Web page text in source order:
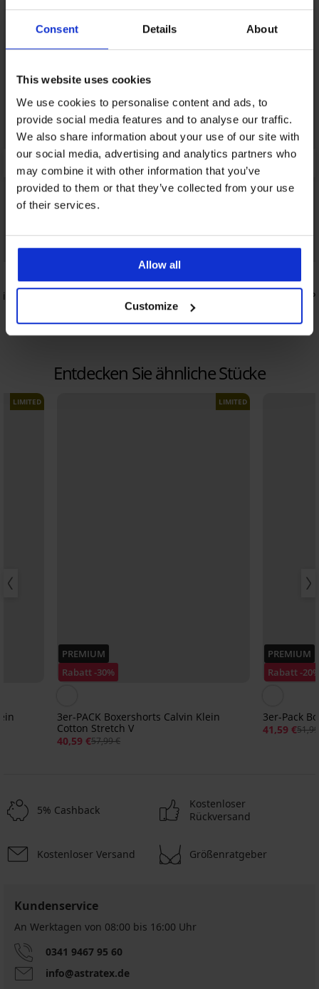
Consent Details About
This website uses cookies
We use cookies to personalise content and ads, to
provide social media features and to analyse our traffic.
We also share information about your use of our site with
our social media, advertising and analytics partners who
may combine it with other information that you’ve
provided to them or that they’ve collected from your use
of their services.
Allow all
Customize
PREMIUM
57,99 €
3er-PACK
Entdecken Sie ähnliche Stücke
LIMITED
PREMIUM
Rabatt -30%
LIMITED
3er-PACK Boxershorts Calvin Klein
Cotton Stretch V
40,59 €57,99 €
PREMIUM
Rabatt -
3er-Pack
41,59 €
Boxershorts
Performance
22,99
5% Cashback
Kostenloser
Rückversand
Kostenloser Versand Größenratgeber
Kundenservice
An Werktagen von 08:00 bis 16:00 Uhr
0341 9467 95 60
info@astratex.de